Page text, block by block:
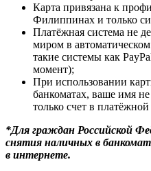
Карта привязана к
Филиппинах и только
Платёжная система не
миром в
такие системы как
момент);
При использовании
банкоматах, ваше имя
только счет в платёжной
*Для граждан Российской
снятия наличных в
в интернете.